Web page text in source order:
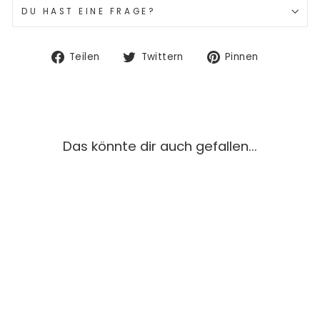
DU HAST EINE FRAGE?
Teilen
Auf
Twittern
Auf
Pinnen
Das könnte dir auch gefallen...